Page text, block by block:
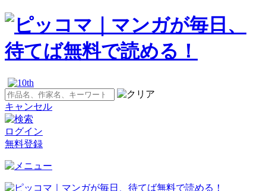
キャンセル
ログイン
無料登録